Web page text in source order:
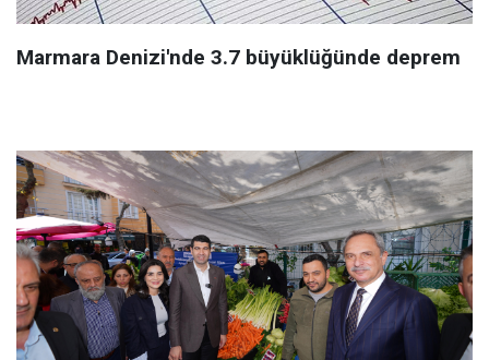
Marmara Denizi'nde 3.7 büyüklüğünde deprem